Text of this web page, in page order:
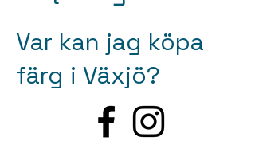
Var kan jag köpa
färg i Växjö?